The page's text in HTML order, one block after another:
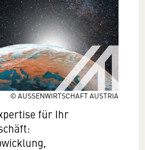
© AUSSENWIRTSCHAFT AUSTRIA
für Ihr